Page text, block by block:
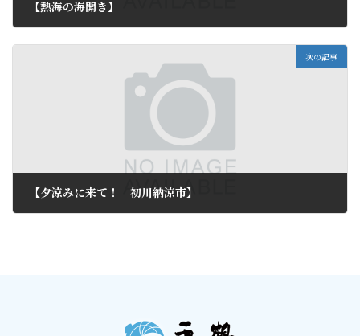
【熱海の海開き】
次の記事
【夕涼みに来て！ 初川納涼市】